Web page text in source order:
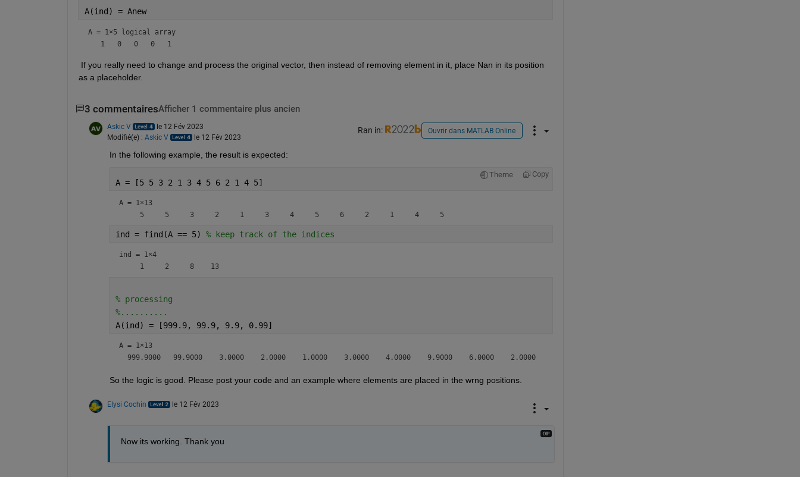
A(ind) = Anew
A = 1×5 logical array
   1   0   0   0   1
If you really need to change and process the original vector, then instead of removing element in it, place Nan in its position
as a placeholder.
3 commentairesAfficher 1 commentaire plus ancien
Askic V
le 12 Fév 2023
Modifié(e) : Askic V le 12 Fév 2023
Ran in: Ouvrir dans MATLAB Online
In the following example, the result is expected:
Theme Copy
A = [5 5 3 2 1 3 4 5 6 2 1 4 5]
A = 1×13
ind = find(A == 5) % keep track of the indices
ind = 1×4
     1     2     8    13
% processing
%..........
A(ind) = [999.9, 99.9, 9.9, 0.99]
A = 1×13
So the logic is good. Please post your code and an example where elements are placed in the wrng positions.
Elysi Cochin le 12 Fév 2023
Now its working. Thank you